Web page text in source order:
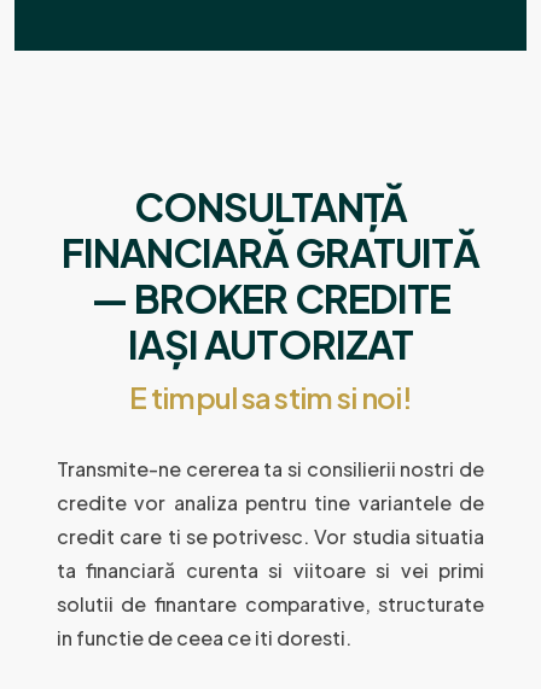
CONSULTANȚĂ
FINANCIARĂ GRATUITĂ
— BROKER CREDITE
IAȘI AUTORIZAT
E timpul sa stim si noi!
Transmite-ne cererea ta si consilierii nostri de
credite vor analiza pentru tine variantele de
credit care ti se potrivesc. Vor studia situatia
ta financiară curenta si viitoare si vei primi
solutii de finantare comparative, structurate
in functie de ceea ce iti doresti.